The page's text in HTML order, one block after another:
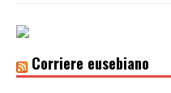
Corriere eusebiano